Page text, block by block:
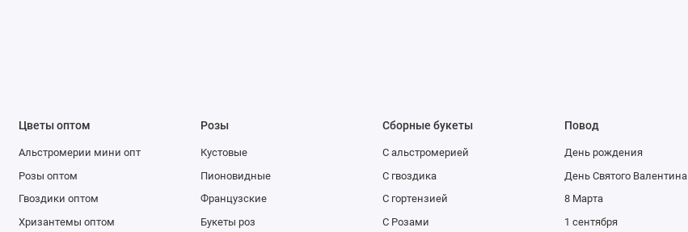
Цветы оптом
Альстромерии мини опт
Розы оптом
Гвоздики оптом
Хризантемы оптом
Розы
Кустовые
Пионовидные
Французские
Букеты роз
Сборные букеты
С альстромерией
С гвоздика
С гортензией
С Розами
Повод
День рождения
День Святого Валентина
8 Марта
1 сентября